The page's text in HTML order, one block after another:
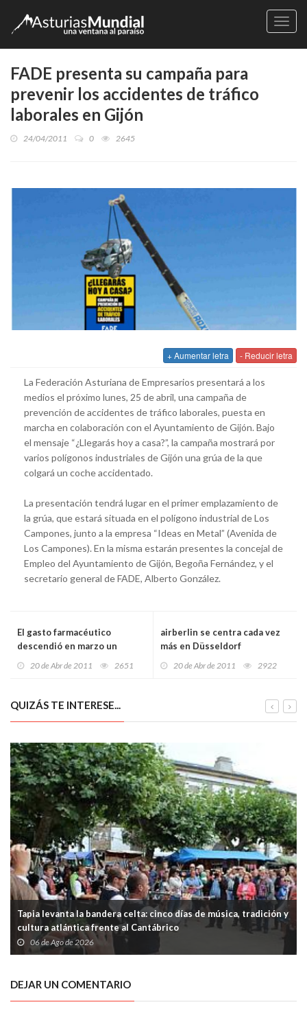
FADE presenta su campaña para
prevenir los accidentes de tráfico
laborales en Gijón
24/04/2011 0 2645
+ Aumentar letra - Reducir letra
La Federación Asturiana de Empresarios presentará a los
medios el próximo lunes, 25 de abril, una campaña de
prevención de accidentes de tráfico laborales, puesta en
marcha en colaboración con el Ayuntamiento de Gijón. Bajo
el mensaje “¿Llegarás hoy a casa?”, la campaña mostrará por
varios polígonos industriales de Gijón una grúa de la que
colgará un coche accidentado.
La presentación tendrá lugar en el primer emplazamiento de
la grúa, que estará situada en el polígono industrial de Los
Campones, junto a la empresa “Ideas en Metal” (Avenida de
Los Campones). En la misma estarán presentes la concejal de
Empleo del Ayuntamiento de Gijón, Begoña Fernández, y el
secretario general de FADE, Alberto González.
El gasto farmacéutico
descendió en marzo un
20 de Abr de 2011 2651
airberlin se centra cada vez
más en Düsseldorf
20 de Abr de 2011 2922
QUIZÁS TE INTERESE...
Tapia levanta la bandera celta: cinco días de música, tradición y
cultura atlántica frente al Cantábrico
06 de Ago de 2026
DEJAR UN COMENTARIO